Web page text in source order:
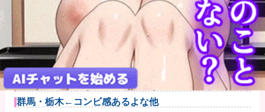
【悲報】ラッパーさん、札束披露するもネット民から
「新社会人の...
X民「クレーンゲームで飲むヨーグルト取れた！ちゃん
と冷蔵庫で...
広陵高校〝暴力問題〟中井監督が謝罪。野球部巡り昨
年退任「深く...
【速報】熊本県知事、オールドメディアの被災者、遺
族への取材に...
『るろうに剣心』読んでるんやけど、二重の極みの理
屈が理解出来...
彼氏「ごま油がないと香りがしないだろ。ごま油買い
な！それと、...
群馬・栃木←コンビ感あるよな他